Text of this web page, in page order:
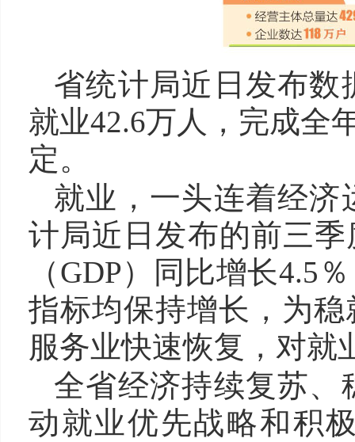
省统计局近日发布数
就业42.6万人，完成全
定。
就业，一头连着经济
计局近日发布的前三
（GDP）同比增长4.5
指标均保持增长，为
服务业快速恢复，对就
全省经济持续复苏、
动就业优先战略和积